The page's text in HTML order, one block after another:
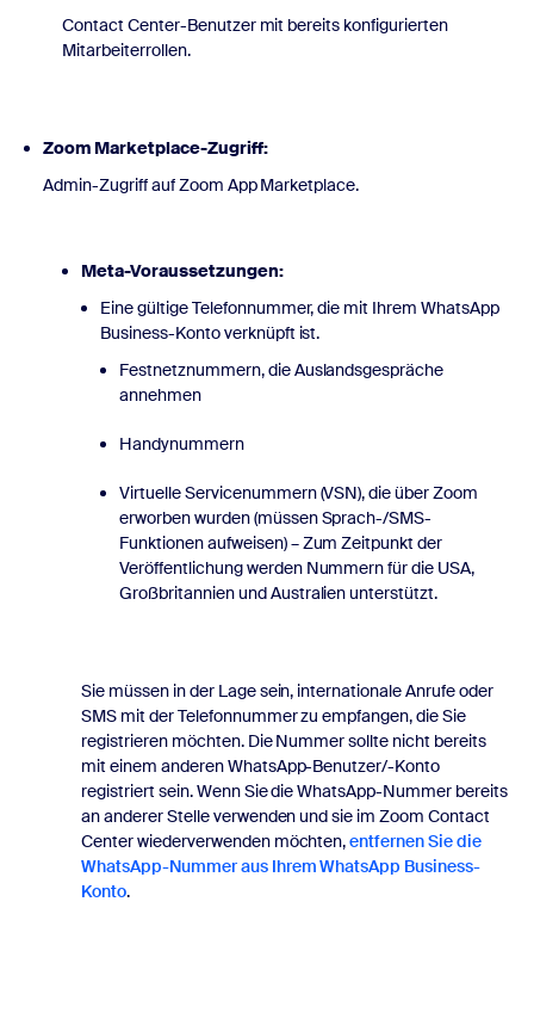
Contact Center-Benutzer mit bereits konfigurierten
Mitarbeiterrollen.
Zoom Marketplace-Zugriff:
Admin-Zugriff auf Zoom App Marketplace.
Meta-Voraussetzungen:
Eine gültige Telefonnummer, die mit Ihrem WhatsApp
Business-Konto verknüpft ist.
Festnetznummern, die Auslandsgespräche
annehmen
Handynummern
Virtuelle Servicenummern (VSN), die über Zoom
erworben wurden (müssen Sprach-/SMS-
Funktionen aufweisen) – Zum Zeitpunkt der
Veröffentlichung werden Nummern für die USA,
Großbritannien und Australien unterstützt.
Sie müssen in der Lage sein, internationale Anrufe oder
SMS mit der Telefonnummer zu empfangen, die Sie
registrieren möchten. Die Nummer sollte nicht bereits
mit einem anderen WhatsApp-Benutzer/-Konto
registriert sein. Wenn Sie die WhatsApp-Nummer bereits
an anderer Stelle verwenden und sie im Zoom Contact
Center wiederverwenden möchten,entfernen Sie die
WhatsApp-Nummer aus Ihrem WhatsApp Business-
Konto.